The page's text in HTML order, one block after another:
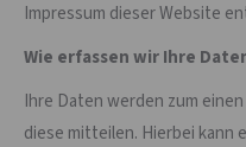
Impressum dieser Website
Wie erfassen wir Ihre
Ihre Daten werden zum
diese mitteilen. Hierbei kann